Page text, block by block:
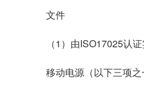
文件
（1）由ISO17025认
移动电源（以下三项之